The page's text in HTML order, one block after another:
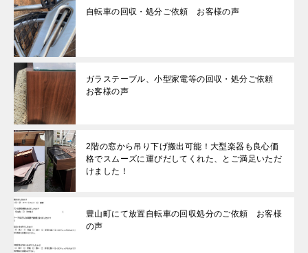
自転車の回収・処分ご依頼 お客様の声
ガラステーブル、小型家電等の回収・処分ご依頼
お客様の声
2階の窓から吊り下げ搬出可能！大型楽器も良心価
格でスムーズに運びだしてくれた、とご満足いただ
けました！
豊山町にて放置自転車の回収処分のご依頼 お客様
の声